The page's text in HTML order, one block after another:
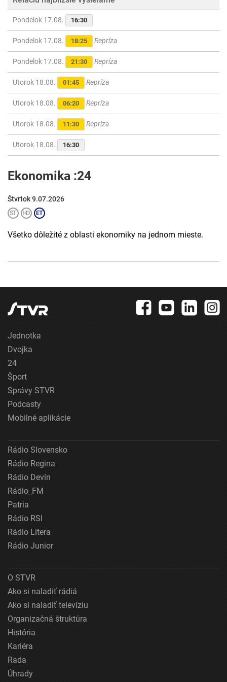
Pondelok 17.08. 16:30
Pondelok 17.08. 18:25 Repríza
Pondelok 17.08. 21:30 Repríza
Utorok 18.08. 01:45 Repríza
Utorok 18.08. 06:20 Repríza
Utorok 18.08. 11:30 Repríza
Utorok 18.08. 16:30
Ekonomika :24
Štvrtok 9.07.2026
Všetko dôležité z oblasti ekonomiky na jednom mieste.
Jednotka
Dvojka
24
Šport
Správy STVR
Podcasty
Mobilné aplikácie
Rádio Slovensko
Rádio Regina
Rádio Devín
Rádio_FM
Patria
Rádio RSI
Rádio Litera
Rádio Junior
O STVR
Ako si naladiť rádiá
Ako si naladiť televíziu
Organizačná štruktúra
História
Kariéra
Rada
Úhrady